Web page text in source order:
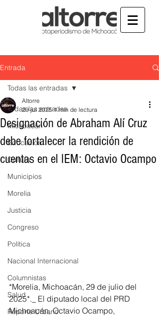
Entrada
Todas las entradas
Michoacán
Educación
Cultura
Municipios
Morelia
Justicia
Congreso
Política
Nacional Internacional
Columnistas
Salud
Reporte Urbano
Todas las entradas
Designación de Abraham Alí Cruz
debe fortalecer la rendición de
cuentas en el IEM: Octavio Ocampo
Altorre
29 jul 2025 1 min de lectura
*Morelia, Michoacán, 29 de julio del
2025*._ El diputado local del PRD
Michoacán, Octavio Ocampo,